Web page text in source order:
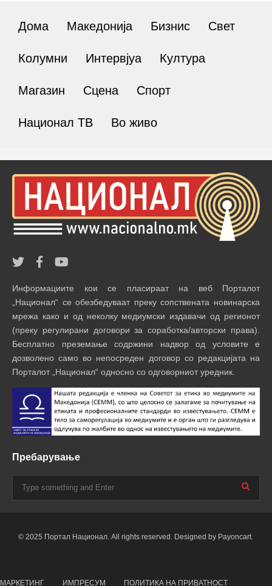
Дома Македонија Бизнис Свет
Колумни Интервјуа Култура
Магазин Сцена Спорт
Национал ТВ Во живо
Информациите кои се пласираат на веб Порталот
„Национал“ се обезбедуваат преку сопствената новинарска
мрежа како и од неколку медиумски издавачи од регионот
(преку регулирани договори за соработка/авторски права).
Бесплатно преземање содржини надвор од условите е
дозволено само во непосреден договор со редакцијата на
Порталот „Национал“ односно со одговорниот уредник.
Пребарување
© 2025 Портал Национал. All rights reserved. Designed by Payoncart.
МАРКЕТИНГ ИМПРЕСУМ ПОЛИТИКА НА ПРИВАТНОСТ